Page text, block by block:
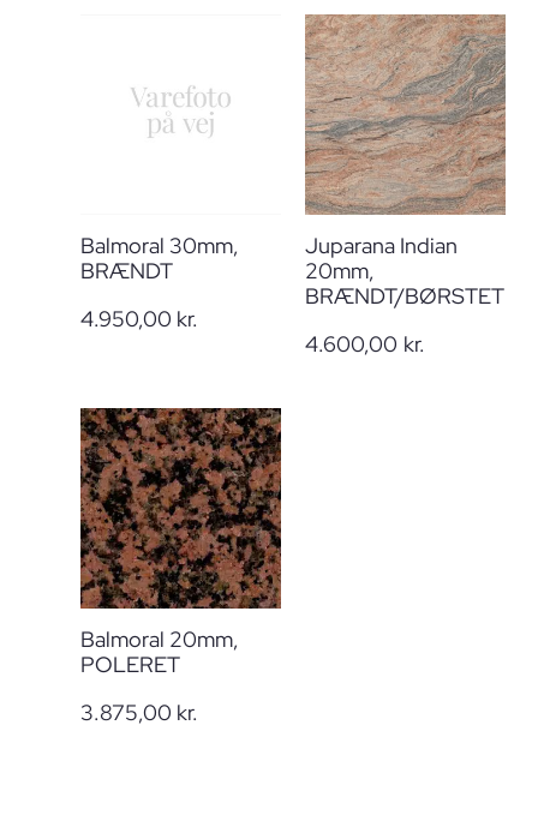
Balmoral 30mm,
BRÆNDT
4.950,00 kr.
Juparana Indian
20mm,
BRÆNDT/BØRSTET
4.600,00 kr.
Balmoral 20mm,
POLERET
3.875,00 kr.